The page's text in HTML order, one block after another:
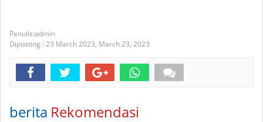
admin
Diposting : 23 March 2023, March 23, 2023
berita Rekomendasi